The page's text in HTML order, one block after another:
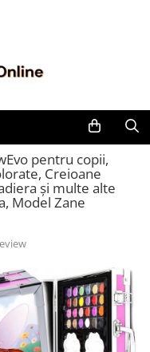
pentru copii,
Creioane
și multe alte
Model Zane